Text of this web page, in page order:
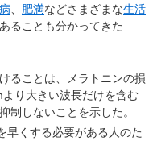
、 肥満などさまざまな生活
ることも分かってきた
ることは、メラトニンの損
り大きい波長だけを含む
制しないことを示した。
早くする必要がある人のた